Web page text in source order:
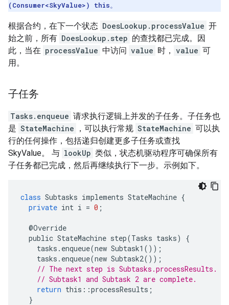
(Consumer<SkyValue>) this。
根据合约，在下一个状态 DoesLookup.processValue 开
始之前，所有 DoesLookup.step 的查找都已完成。因
此，当在 processValue 中访问 value 时， value 可
用。
子任务
Tasks.enqueue 请求执行逻辑上并发的子任务。子任务也
是 StateMachine ，可以执行常规 StateMachine 可以执
行的任何操作，包括递归创建更多子任务或查找
SkyValue。 与 lookUp 类似，状态机驱动程序可确保所有
子任务都已完成，然后再继续执行下一步。示例如下。
class Subtasks implements StateMachine {
private int i = 0 ;
@Override
public StateMachine step(Tasks tasks)
{
tasks . enqueue(new Subtask1 ());
tasks . enqueue(new Subtask2());
// The next step is
// Subtask1 and Subtask 2 are complete.
return this ::processResults ;
}